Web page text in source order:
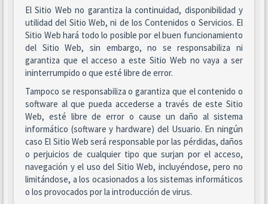
El Sitio Web no garantiza la continuidad, disponibilidad y
utilidad del Sitio Web, ni de los Contenidos o Servicios. El
Sitio Web hará todo lo posible por el buen funcionamiento
del Sitio Web, sin embargo, no se responsabiliza ni
garantiza que el acceso a este Sitio Web no vaya a ser
ininterrumpido o que esté libre de error.
Tampoco se responsabiliza o garantiza que el contenido o
software al que pueda accederse a través de este Sitio
Web, esté libre de error o cause un daño al sistema
informático (software y hardware) del Usuario. En ningún
caso El Sitio Web será responsable por las pérdidas, daños
o perjuicios de cualquier tipo que surjan por el acceso,
navegación y el uso del Sitio Web, incluyéndose, pero no
limitándose, a los ocasionados a los sistemas informáticos
o los provocados por la introducción de virus.